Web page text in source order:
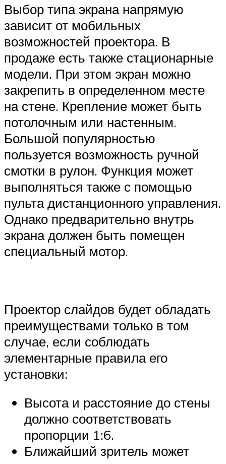
Выбор типа экрана напрямую
зависит от мобильных
возможностей проектора. В
продаже есть также стационарные
модели. При этом экран можно
закрепить в определенном месте
на стене. Крепление может быть
потолочным или настенным.
Большой популярностью
пользуется возможность ручной
смотки в рулон. Функция может
выполняться также с помощью
пульта дистанционного управления.
Однако предварительно внутрь
экрана должен быть помещен
специальный мотор.
Проектор слайдов будет обладать
преимуществами только в том
случае, если соблюдать
элементарные правила его
установки:
Высота и расстояние до стены
должно соответствовать
пропорции 1:6.
Ближайший зритель может